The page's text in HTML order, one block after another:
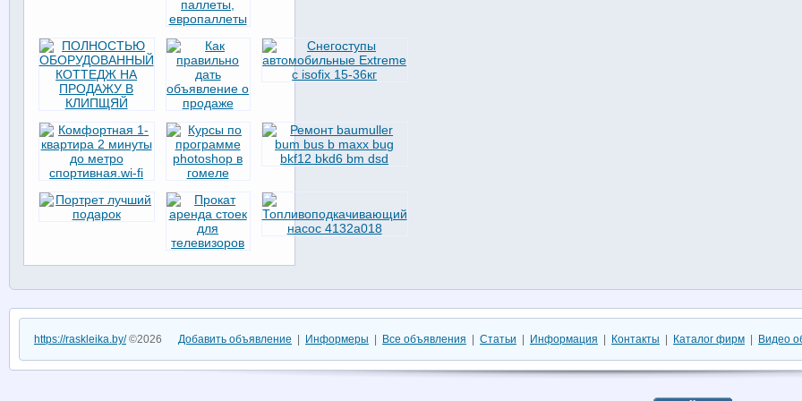
https://raskleika.by/©2026 Добавить объявление | Информеры | Все объявления | Статьи | Информация | Контакты | Каталог фирм | Видео